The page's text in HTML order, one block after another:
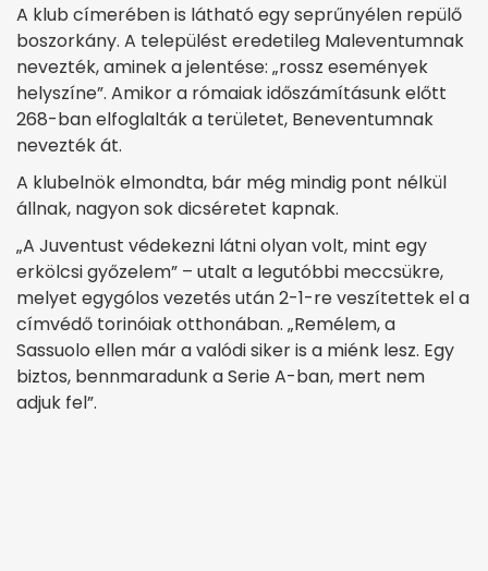
A klub címerében is látható egy seprűnyélen repülő
boszorkány. A települést eredetileg Maleventumnak
nevezték, aminek a jelentése: „rossz események
helyszíne”. Amikor a rómaiak időszámításunk előtt
268-ban elfoglalták a területet, Beneventumnak
nevezték át.
A klubelnök elmondta, bár még mindig pont nélkül
állnak, nagyon sok dicséretet kapnak.
„A Juventust védekezni látni olyan volt, mint egy
erkölcsi győzelem” – utalt a legutóbbi meccsükre,
melyet egygólos vezetés után 2-1-re veszítettek el a
címvédő torinóiak otthonában. „Remélem, a
Sassuolo ellen már a valódi siker is a miénk lesz. Egy
biztos, bennmaradunk a Serie A-ban, mert nem
adjuk fel”.